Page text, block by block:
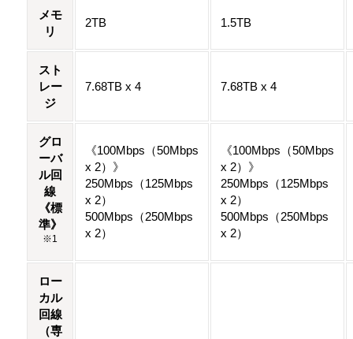
メモ
リ
2TB 1.5TB
スト
レー
ジ
7.68TB x 4 7.68TB x 4
グロ
ーバ
ル回
線
《標
準》
※1
《100Mbps（50Mbps
x 2）》
250Mbps（125Mbps
x 2）
500Mbps（250Mbps
x 2）
《100Mbps（50Mbps
x 2）》
250Mbps（125Mbps
x 2）
500Mbps（250Mbps
x 2）
ロー
カル
回線
（専